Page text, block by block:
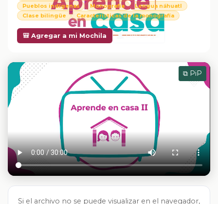
Pueblos indígenas
Monografía
Lengua náhuatl
Clase bilingüe
Características de la monografía
🎒 Agregar a mi Mochila Descargar
⧉ PiP
Si el archivo no se puede visualizar en el navegador,